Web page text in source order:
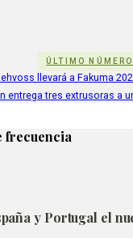
ÚLTIMO NÚMERO
llevará a Fakuma
entrega tres extrusoras a
frecuencia
y Portugal el